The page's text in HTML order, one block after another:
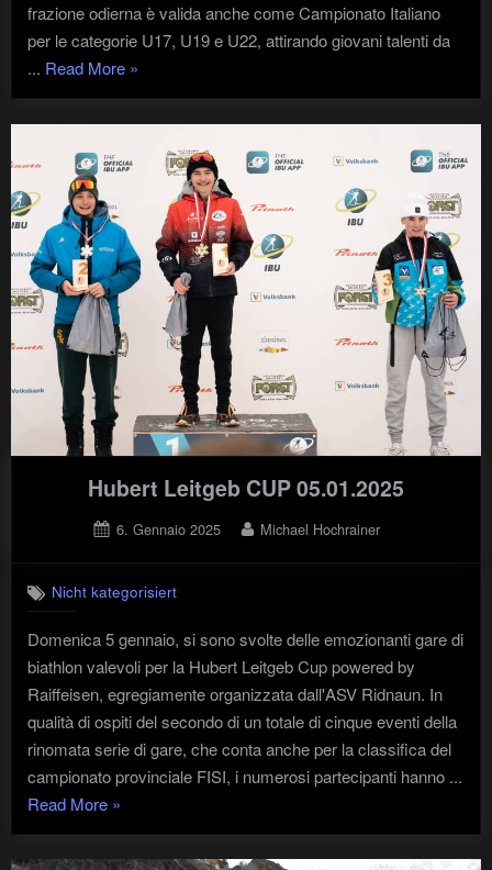
frazione odierna è valida anche come Campionato Italiano
per le categorie U17, U19 e U22, attirando giovani talenti da
... Read More"Biathlon
–
Campionati
Italiani
Fiocchi"
»
Hubert Leitgeb CUP 05.01.2025
Posted
6. Gennaio 2025 By
Michael Hochrainer
Nicht kategorisiert
Domenica 5 gennaio, si sono svolte delle emozionanti gare di
biathlon valevoli per la Hubert Leitgeb Cup powered by
Raiffeisen, egregiamente organizzata dall'ASV Ridnaun. In
qualità di ospiti del secondo di un totale di cinque eventi della
rinomata serie di gare, che conta anche per la classifica del
campionato provinciale FISI, i numerosi partecipanti hanno ...
Read More"Hubert
Leitgeb
CUP
»